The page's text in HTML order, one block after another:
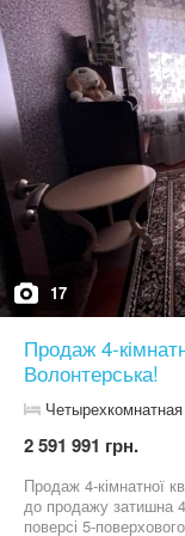
17
Продаж 4-
Волонтерська!
Четырехкомнатная
2 591 991 грн.
Продаж 4-кімнатної
до продажу затишна
поверсі 5-